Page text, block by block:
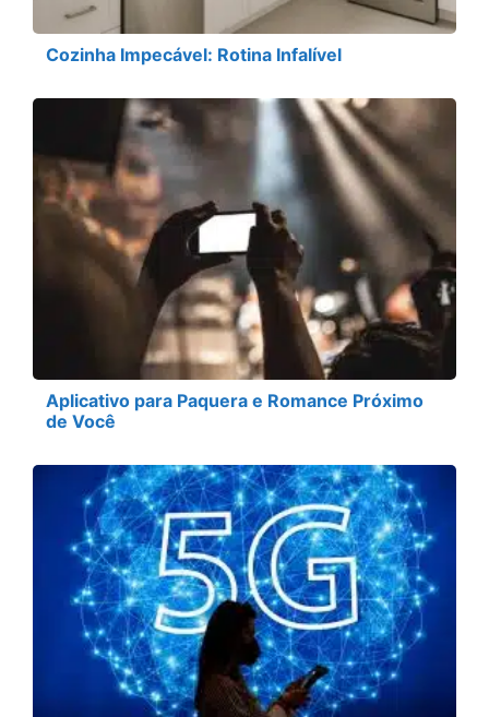
Cozinha Impecável: Rotina Infalível
Aplicativo para Paquera e Romance Próximo
de Você